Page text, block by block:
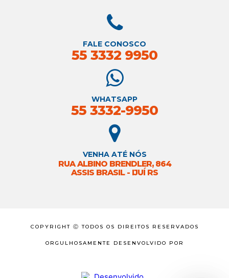
FALE CONOSCO
55 3332 9950
WHATSAPP
55 3332-9950
VENHA ATÉ NÓS
RUA ALBINO BRENDLER, 864
ASSIS BRASIL - IJUÍ RS
COPYRIGHT Ⓒ TODOS OS DIREITOS RESERVADOS
ORGULHOSAMENTE DESENVOLVIDO POR